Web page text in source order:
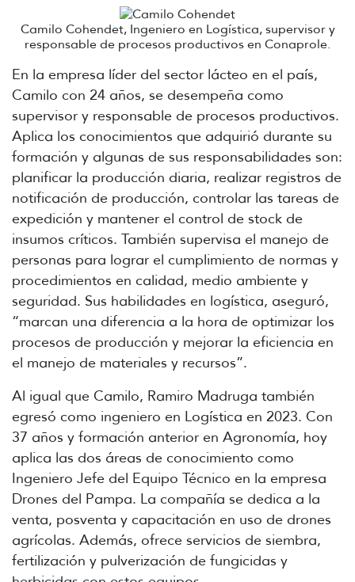
Camilo Cohendet, Ingeniero en Logística, supervisor y
responsable de procesos productivos en Conaprole.
En la empresa líder del sector lácteo en el país,
Camilo con 24 años, se desempeña como
supervisor y responsable de procesos productivos.
Aplica los conocimientos que adquirió durante su
formación y algunas de sus responsabilidades son:
planificar la producción diaria, realizar registros de
notificación de producción, controlar las tareas de
expedición y mantener el control de stock de
insumos críticos. También supervisa el manejo de
personas para lograr el cumplimiento de normas y
procedimientos en calidad, medio ambiente y
seguridad. Sus habilidades en logística, aseguró,
“marcan una diferencia a la hora de optimizar los
procesos de producción y mejorar la eficiencia en
el manejo de materiales y recursos”.
Al igual que Camilo, Ramiro Madruga también
egresó como ingeniero en Logística en 2023. Con
37 años y formación anterior en Agronomía, hoy
aplica las dos áreas de conocimiento como
Ingeniero Jefe del Equipo Técnico en la empresa
Drones del Pampa. La compañía se dedica a la
venta, posventa y capacitación en uso de drones
agrícolas. Además, ofrece servicios de siembra,
fertilización y pulverización de fungicidas y